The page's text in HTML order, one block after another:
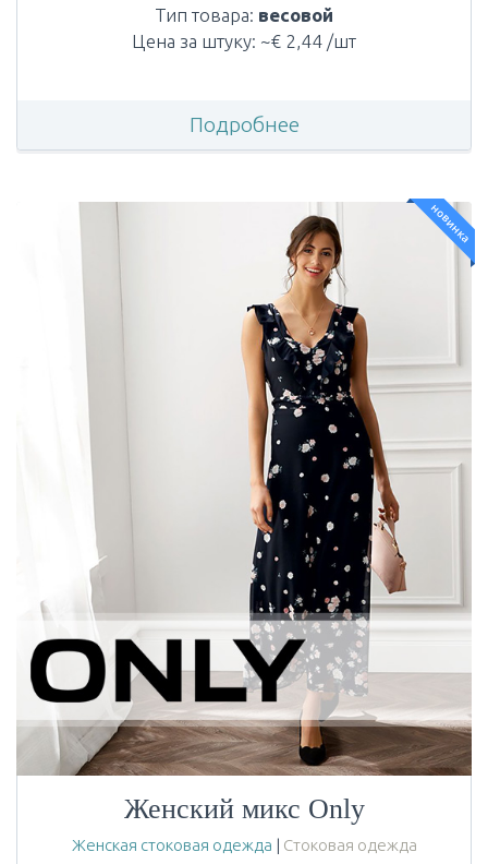
Тип товара: весовой
Цена за штуку: ~€ 2,44 /шт
Подробнее
новинка
Женский микс Only
Женская стоковая одежда | Стоковая одежда